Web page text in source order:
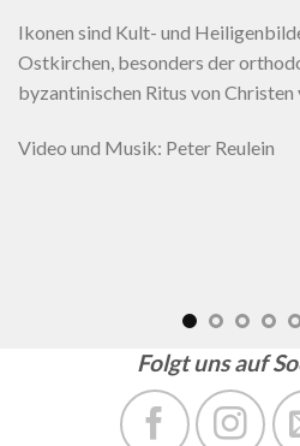
Ikonen sind Kult- und
Ostkirchen, besonders der
byzantinischen Ritus von
Video und Musik: Peter Reulein
Folgt uns auf